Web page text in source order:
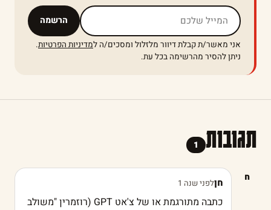
הרשמה אל תמלאו שדה זה
אני מאשר/ת קבלת דיוור מלזלול ומסכים/ה למדיניות הפרטיות.
ניתן להסיר מהרשימה בכל עת.
תגובות 1
ח חןלפני שנה 1
כתבה מתורגמת או של צ'אט GPT (רוזמרין "משולב